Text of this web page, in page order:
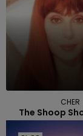
CHER
The Shoop